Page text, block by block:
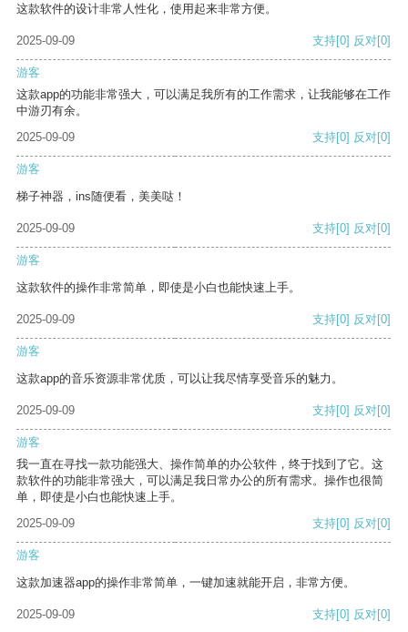
这款软件的设计非常人性化，使用起来非常方便。
2025-09-09 支持[0] 反对[0]
游客
这款app的功能非常强大，可以满足我所有的工作需求，让我能够在工作
中游刃有余。
2025-09-09
支持[0] 反对[0]
游客
梯子神器，ins随便看，美美哒！
2025-09-09 支持[0] 反对[0]
游客
这款软件的操作非常简单，即使是小白也能快速上手。
2025-09-09 支持[0] 反对[0]
游客
这款app的音乐资源非常优质，可以让我尽情享受音乐的魅力。
2025-09-09 支持[0] 反对[0]
游客
我一直在寻找一款功能强大、操作简单的办公软件，终于找到了它。这
款软件的功能非常强大，可以满足我日常办公的所有需求。操作也很简
单，即使是小白也能快速上手。
2025-09-09
支持[0] 反对[0]
游客
这款加速器app的操作非常简单，一键加速就能开启，非常方便。
2025-09-09 支持[0] 反对[0]